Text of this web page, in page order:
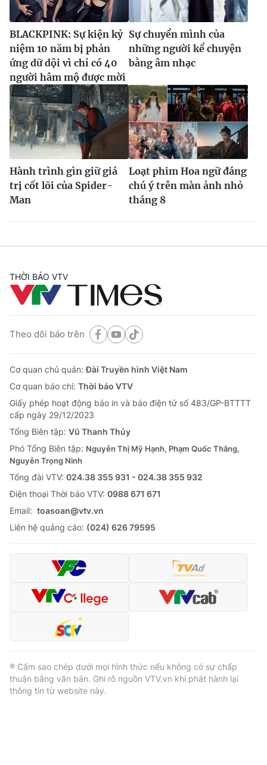
BLACKPINK: Sự kiện kỷ
niệm 10 năm bị phản
ứng dữ dội vì chỉ có 40
người hâm mộ được mời
Sự chuyển mình của
những người kể chuyện
bằng âm nhạc
Hành trình gìn giữ giá
trị cốt lõi của Spider-
Man
Loạt phim Hoa ngữ đáng
chú ý trên màn ảnh nhỏ
tháng 8
THỜI BÁO VTV
Theo dõi báo trên
Cơ quan chủ quản:Đài Truyền hình Việt Nam
Cơ quan báo chí: Thời báo VTV
Giấy phép hoạt động báo in và báo điện tử số 483/GP-BTTTT
cấp ngày 29/12/2023
Tổng Biên tập: Vũ Thanh Thủy
Phó Tổng Biên tập: Nguyễn Thị Mỹ Hạnh, Phạm Quốc Thắng,
Nguyễn Trọng Ninh
Tổng đài VTV: 024.38 355 931 - 024.38 355 932
Ðiện thoại Thời báo VTV: 0988 671 671
Email: toasoan@vtv.vn
Liên hệ quảng cáo: (024) 626 79595
® Cấm sao chép dưới mọi hình thức nếu không có sự chấp
thuận bằng văn bản. Ghi rõ nguồn VTV.vn khi phát hành lại
thông tin từ website này.